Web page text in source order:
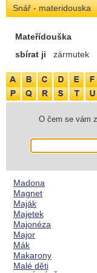
Snář - materidouska
Mateřídouška
sbírat ji
zármutek
O čem se vám
Madona
Magnet
Maják
Majetek
Majonéza
Major
Mák
Makarony
Malé děti